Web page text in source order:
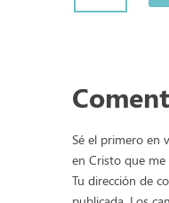
lo
que
me
fortalece
cantidad
Sé el primero en
en Cristo que me
Tu dirección de